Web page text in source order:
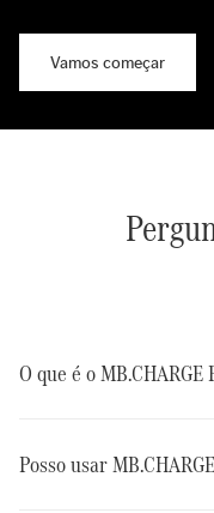
Vamos começar
O que é o MB.CHARGE
Posso usar